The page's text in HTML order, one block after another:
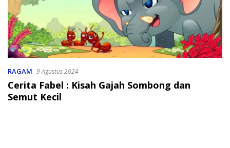
RAGAM 9 Agustus 2024
Cerita Fabel : Kisah Gajah Sombong dan
Semut Kecil